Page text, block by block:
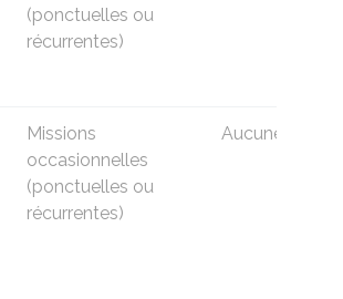
(ponctuelles ou
récurrentes)
Missions
occasionnelles
(ponctuelles ou
récurrentes)
Aucune